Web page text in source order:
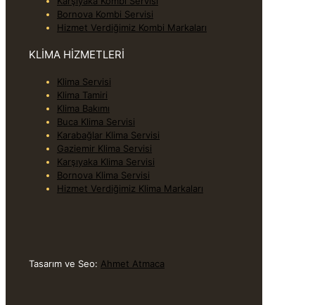
Bornova Kombi Servisi
Hizmet Verdiğimiz Kombi Markaları
KLİMA HİZMETLERİ
Klima Servisi
Klima Tamiri
Klima Bakımı
Buca Klima Servisi
Karabağlar Klima Servisi
Gaziemir Klima Servisi
Karşıyaka Klima Servisi
Bornova Klima Servisi
Hizmet Verdiğimiz Klima Markaları
Tasarım ve Seo: Ahmet Atmaca